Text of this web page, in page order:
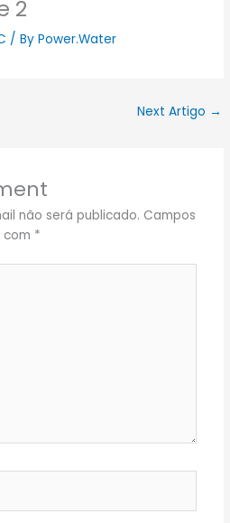
2
/ ByPower.Water
Next Artigo →
não será publicado. Campos
com *